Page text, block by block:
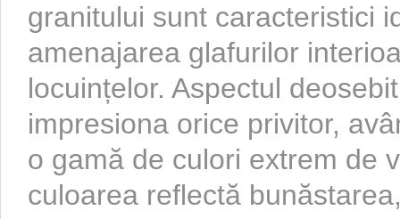
granitului sunt caracteristici
amenajarea glafurilor
locuințelor. Aspectul
impresiona orice privitor,
o gamă de culori extrem de
culoarea reflectă